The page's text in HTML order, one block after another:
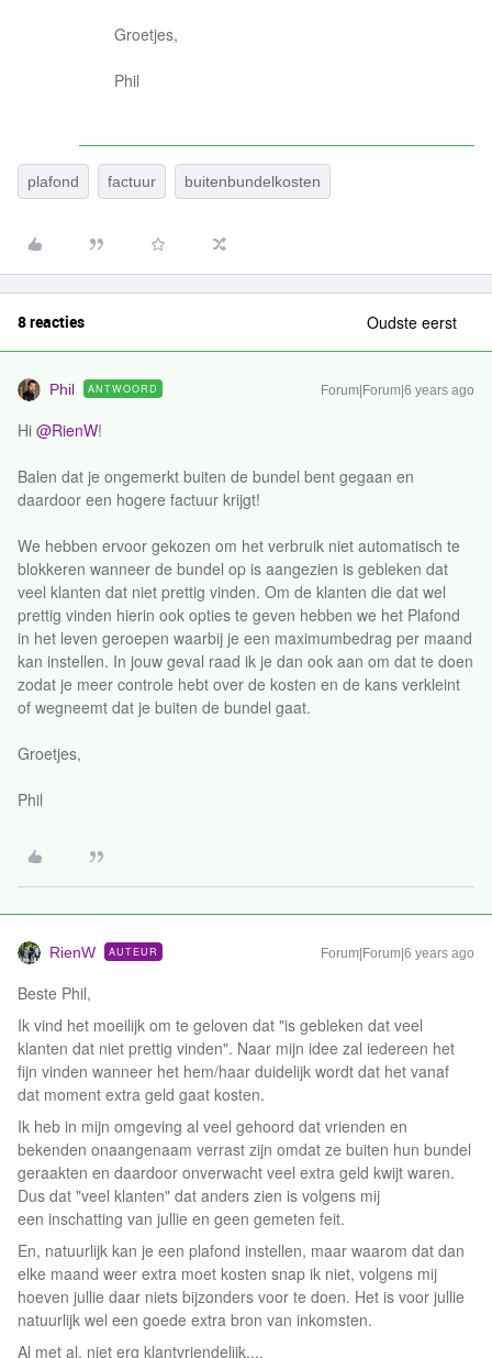
Groetjes,
Phil
plafond factuur buitenbundelkosten
8 reacties Oudste eerst
Phil ANTWOORD Forum|Forum|6 years ago
Hi @RienW!
Balen dat je ongemerkt buiten de bundel bent gegaan en
daardoor een hogere factuur krijgt!
We hebben ervoor gekozen om het verbruik niet automatisch te
blokkeren wanneer de bundel op is aangezien is gebleken dat
veel klanten dat niet prettig vinden. Om de klanten die dat wel
prettig vinden hierin ook opties te geven hebben we het Plafond
in het leven geroepen waarbij je een maximumbedrag per maand
kan instellen. In jouw geval raad ik je dan ook aan om dat te doen
zodat je meer controle hebt over de kosten en de kans verkleint
of wegneemt dat je buiten de bundel gaat.
Groetjes,
Phil
RienW AUTEUR Forum|Forum|6 years ago
Beste Phil,
Ik vind het moeilijk om te geloven dat "is gebleken dat veel
klanten dat niet prettig vinden". Naar mijn idee zal iedereen het
fijn vinden wanneer het hem/haar duidelijk wordt dat het vanaf
dat moment extra geld gaat kosten.
Ik heb in mijn omgeving al veel gehoord dat vrienden en
bekenden onaangenaam verrast zijn omdat ze buiten hun bundel
geraakten en daardoor onverwacht veel extra geld kwijt waren.
Dus dat "veel klanten" dat anders zien is volgens mij
een inschatting van jullie en geen gemeten feit.
En, natuurlijk kan je een plafond instellen, maar waarom dat dan
elke maand weer extra moet kosten snap ik niet, volgens mij
hoeven jullie daar niets bijzonders voor te doen. Het is voor jullie
natuurlijk wel een goede extra bron van inkomsten.
Al met al, niet erg klantvriendelijk....